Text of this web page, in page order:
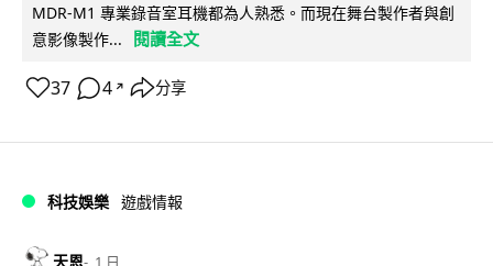
MDR-M1 專業錄音室耳機都為人熟悉。而現在舞台製作者與創
意影像製作...
閱讀全文
37 4 ↗ 分享
科技娛樂 遊戲情報
天恩 1 日